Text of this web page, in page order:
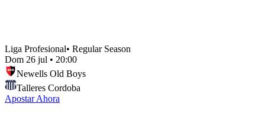
Liga Profesional• Regular Season
Dom 26 jul • 20:00
Newells Old Boys
Talleres Cordoba
Apostar Ahora